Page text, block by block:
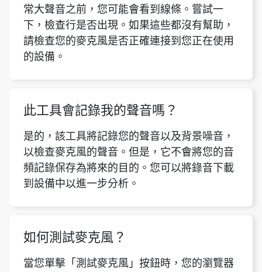
常大聲音之前，您可能會看到線條。嘗試一
下，檢查行是否出現。如果這些都沒有幫助，
請檢查您的麥克風是否正確連接到您正在使用
的設備。
此工具會記錄我的聲音嗎？
是的，該工具將記錄您的聲音以及背景噪音，
以檢查麥克風的聲音。但是，它不會將您的音
頻記錄保存為將來的目的。您可以將錄音下載
到設備中以進一步分析。
如何測試麥克風？
當您單擊「測試麥克風」按鈕時，您的瀏覽器